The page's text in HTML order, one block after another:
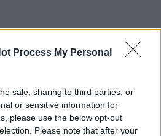
Process My Personal
sale, sharing to third parties, or
or sensitive information for
please use the below opt-out
Please note that after your